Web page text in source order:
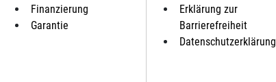
Finanzierung
Garantie
Erklärung zur
Barrierefreiheit
Datenschutzerklärung